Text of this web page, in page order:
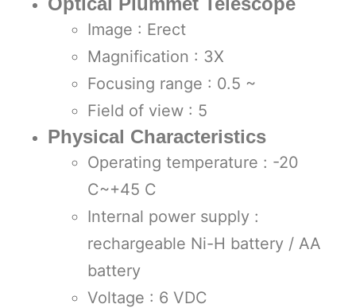
Image : Erect
Magnification : 3X
Focusing range : 0.5 ~
Field of view : 5
Physical Characteristics
Operating temperature : -20
C~+45 C
Internal power supply :
rechargeable Ni-H battery / AA
battery
Voltage : 6 VDC